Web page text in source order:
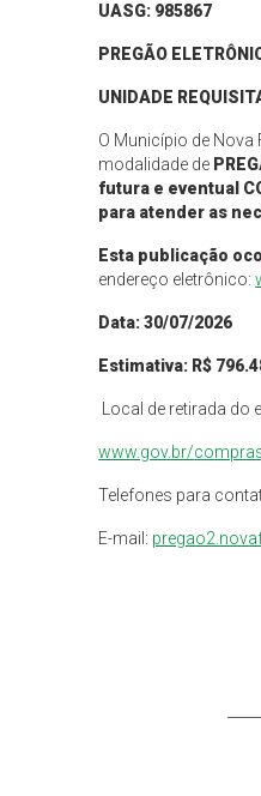
UASG: 985867
PREGÃO
UNIDADE
O Município de
modalidade de
futura e eventual
para atender as
Esta publicação
endereço eletrônico:
Data:30/07/
Estimativa: R$
Local de retirada do
www.gov.br/
Telefones para
E-mail: